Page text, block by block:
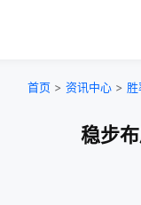
首页 > 资讯中心 >
稳步